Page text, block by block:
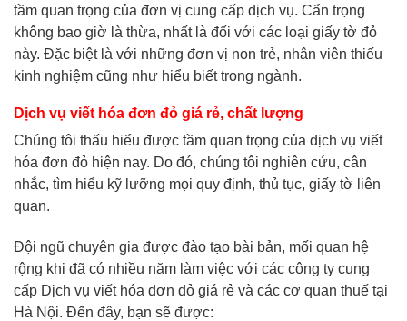
tầm quan trọng của đơn vị cung cấp dịch vụ. Cẩn trọng
không bao giờ là thừa, nhất là đối với các loại giấy tờ đỏ
này. Đặc biệt là với những đơn vị non trẻ, nhân viên thiếu
kinh nghiệm cũng như hiểu biết trong ngành.
Dịch vụ viết hóa đơn đỏ giá rẻ, chất lượng
Chúng tôi thấu hiểu được tầm quan trọng của dịch vụ viết
hóa đơn đỏ hiện nay. Do đó, chúng tôi nghiên cứu, cân
nhắc, tìm hiểu kỹ lưỡng mọi quy định, thủ tục, giấy tờ liên
quan.
Đội ngũ chuyên gia được đào tạo bài bản, mối quan hệ
rộng khi đã có nhiều năm làm việc với các công ty cung
cấp Dịch vụ viết hóa đơn đỏ giá rẻ và các cơ quan thuế tại
Hà Nội. Đến đây, bạn sẽ được: